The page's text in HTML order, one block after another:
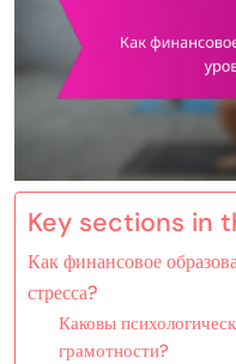
Key sections in
Как финансовое
стресса?
Каковы
грамотности?